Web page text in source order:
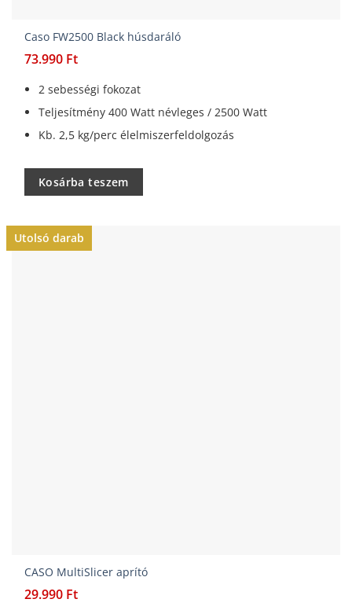
Caso FW2500 Black húsdaráló
73.990 Ft
2 sebességi fokozat
Teljesítmény 400 Watt névleges / 2500 Watt
Kb. 2,5 kg/perc élelmiszerfeldolgozás
Kosárba teszem
Utolsó darab
CASO MultiSlicer aprító
29.990 Ft